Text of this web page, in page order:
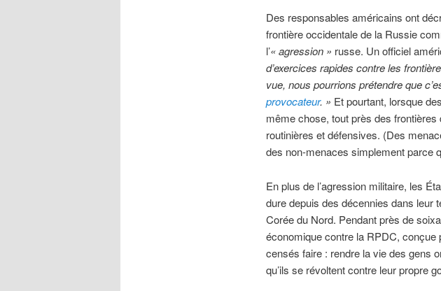
Des responsables américains ont
frontière occidentale de la Russie
l’« agression » russe. Un officiel
d’exercices rapides contre les
vue, nous pourrions prétendre que
provocateur. » Et pourtant, lorsque
même chose, tout près des
routinières et défensives. (Des
des non-menaces simplement parce
En plus de l’agression militaire, les
dure depuis des décennies dans leur
Corée du Nord. Pendant près de
économique contre la RPDC,
censés faire : rendre la vie des gens
qu’ils se révoltent contre leur propre